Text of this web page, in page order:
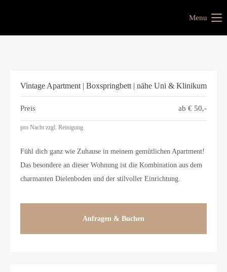
Menu
Vintage Apartment | Boxspringbett | nähe Uni & Klinikum
Preis ab € 50,-
pro Nacht zzgl. Reinigung
Fühl dich ganz wie Zuhause in meinem gemütlichen Apartment!
Das besondere an dieser Wohnung ist die Kombination aus dem
charmanten Dielenboden und der stilvoller Einrichtung.
Anfragen & Buchen